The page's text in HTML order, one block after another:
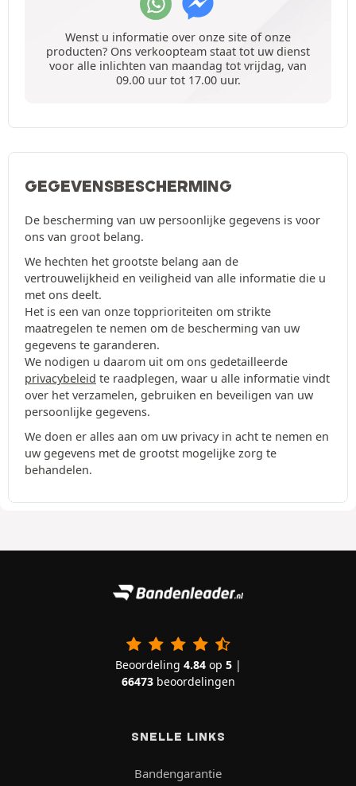
Wenst u informatie over onze site of onze
producten? Ons verkoopteam staat tot uw dienst
voor alle inlichten van maandag tot vrijdag, van
09.00 uur tot 17.00 uur.
GEGEVENSBESCHERMING
De bescherming van uw persoonlijke gegevens is voor
ons van groot belang.
We hechten het grootste belang aan de
vertrouwelijkheid en veiligheid van alle informatie die u
met ons deelt.
Het is een van onze topprioriteiten om strikte
maatregelen te nemen om de bescherming van uw
gegevens te garanderen.
We nodigen u daarom uit om ons gedetailleerde
privacybeleid te raadplegen, waar u alle informatie vindt
over het verzamelen, gebruiken en beveiligen van uw
persoonlijke gegevens.
We doen er alles aan om uw privacy in acht te nemen en
uw gegevens met de grootst mogelijke zorg te
behandelen.
Beoordeling 4.84op 5|
66473beoordelingen
SNELLE LINKS
Bandengarantie